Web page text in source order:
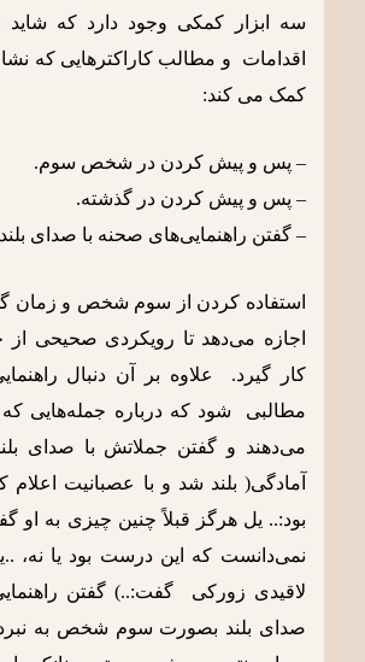
سه ابزار کمکی وجود دارد که
اقدامات و مطالب کاراکترهایی که
کمک می کند:
– پس و پیش کردن در شخص سوم.
– پس و پیش کردن در گذشته.
– گفتن راهنمایی‌های صحنه با صدای
استفاده کردن از سوم شخص و زمان
اجازه می‌دهد تا رویکردی صحیحی از
کار گیرد. علاوه بر آن دنبال
مطالبی شود که درباره جمله‌هایی که
می‌دهند و گفتن جملاتش با صدای
آمادگی( بلند شد و با عصبانیت اعلام
بود:.. یل هرگز قبلاً چنین چیزی به او
نمی‌دانست که این درست بود یا نه،
لاقیدی زورکی گفت:..) گفتن
صدای بلند بصورت سوم شخص به